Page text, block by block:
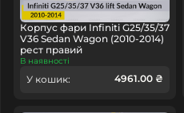
Корпус фари Infiniti G25/35/37
V36 Sedan Wagon (2010-2014)
рест правий
В наявності
У кошик: 4961.00 ₴